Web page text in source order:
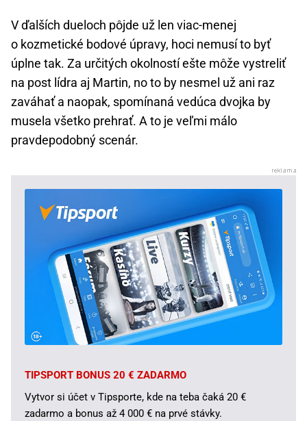
V ďalších dueloch pôjde už len viac-menej
o kozmetické bodové úpravy, hoci nemusí to byť
úplne tak. Za určitých okolností ešte môže vystreliť
na post lídra aj Martin, no to by nesmel už ani raz
zaváhať a naopak, spomínaná vedúca dvojka by
musela všetko prehrať. A to je veľmi málo
pravdepodobný scenár.
TIPSPORT BONUS 20 € ZADARMO
Vytvor si účet v Tipsporte, kde na teba čaká 20 €
zadarmo a bonus až 4 000 € na prvé stávky.